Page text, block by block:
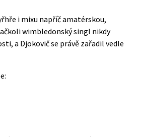
i mixu napříč amatérskou,
wimbledonský singl nikdy
a Djokovič se právě zařadil vedle